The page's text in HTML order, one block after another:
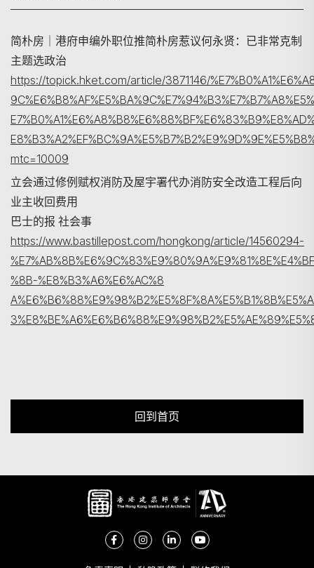
搜寻
简朴房｜港府申编外职位推简朴房惹议何永贤：已非常克制
主题选政治
https://topick.hket.com/article/3871146/
mtc=10009
立会通过修例赋权消防及屋宇署代办消防安全改造工程后向
业主收回费用
巴士的报 社会事
https://www.bastillepost.com/hongkong/article/14560294-
%8B-%E8%B3%A6%E6%AC%8
回到首页